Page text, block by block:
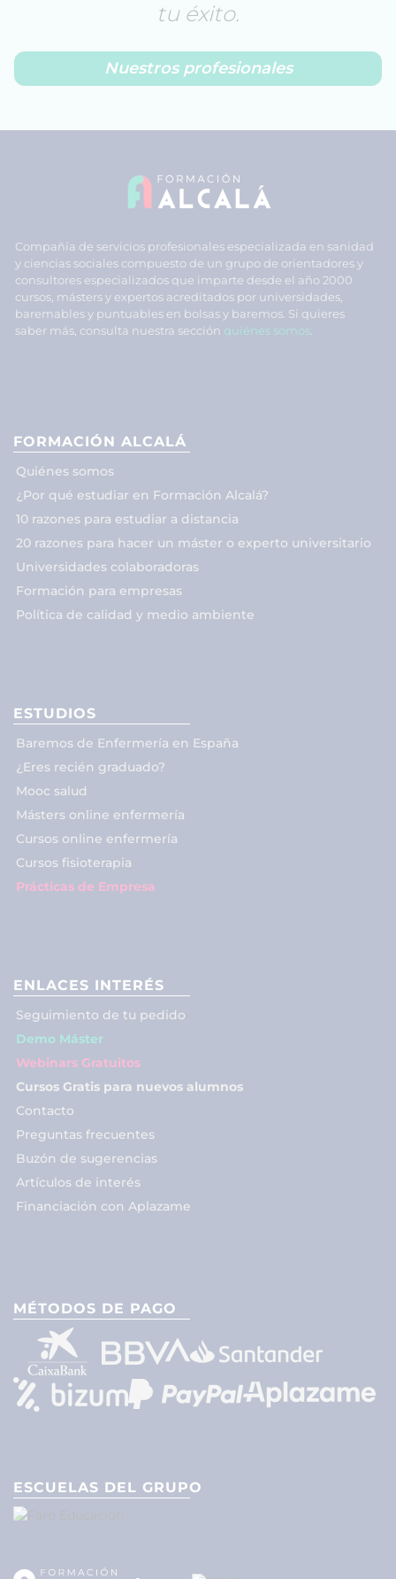
tu éxito.
Nuestros profesionales
Compañía de servicios profesionales especializada en sanidad
y ciencias sociales compuesto de un grupo de orientadores y
consultores especializados que imparte desde el año 2000
cursos, másters y expertos acreditados por universidades,
baremables y puntuables en bolsas y baremos. Si quieres
saber más, consulta nuestra sección quiénes somos
FORMACIÓN ALCALÁ
Quiénes somos
¿Por qué estudiar en Formación Alcalá?
10 razones para estudiar a distancia
20 razones para hacer un máster o experto universitario
Universidades colaboradoras
Formación para empresas
Política de calidad y medio ambiente
ESTUDIOS
Baremos de Enfermería en España
¿Eres recién graduado?
Mooc salud
Másters online enfermería
Cursos online enfermería
Cursos fisioterapia
Prácticas de Empresa
ENLACES INTERÉS
Seguimiento de tu pedido
Demo Máster
Webinars Gratuitos
Cursos Gratis para nuevos alumnos
Contacto
Preguntas frecuentes
Buzón de sugerencias
Artículos de interés
Financiación con Aplazame
MÉTODOS DE PAGO
ESCUELAS DEL GRUPO